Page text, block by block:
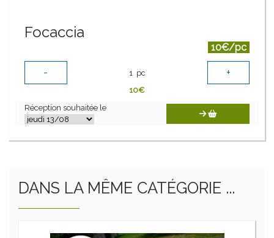
Focaccia
10€/pc
- 1 pc +
10€
Réception souhaitée le
DANS LA MÊME CATÉGORIE ...